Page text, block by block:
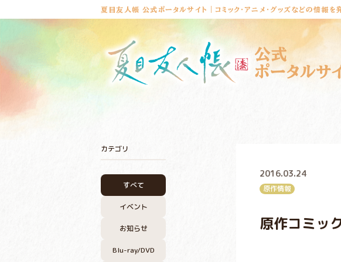
夏目友人帳 公式ポータルサイト｜コミック・アニメ・グッズなどの情報を
公式
ポータルサ
カテゴリ
すべて
イベント
お知らせ
Blu-ray/DVD
2016.03.24
原作情報
原作コミッ